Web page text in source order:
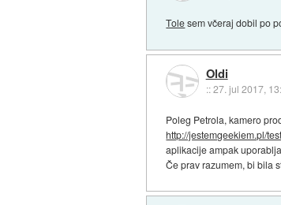
Tolesem včeraj dobil po
Oldi
::27. jul 2017,
Poleg Petrola, kamero
http://jestemgeekiem.pl/
aplikacije ampak
Če prav razumem, bi bila